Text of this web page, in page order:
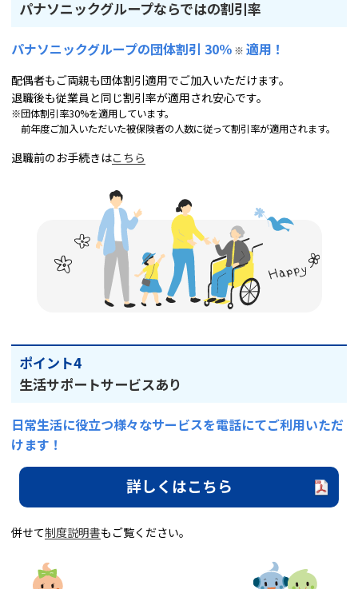
パナソニックグループならではの割引率
パナソニックグループの団体割引 30％ ※ 適用！
配偶者もご両親も団体割引適用でご加入いただけます。
退職後も従業員と同じ割引率が適用され安心です。
※団体割引率30%を適用しています。
前年度ご加入いただいた被保険者の人数に従って割引率が適用されます。
退職前のお手続きはこちら
ポイント4
生活サポートサービスあり
日常生活に役立つ様々なサービスを電話にてご利用いただ
けます！
詳しくはこちら
併せて制度説明書もご覧ください。